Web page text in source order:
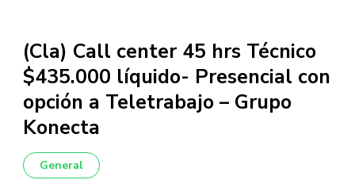
(Cla) Call center 45 hrs Técnico
$435.000 líquido- Presencial con
opción a Teletrabajo – Grupo
Konecta
General